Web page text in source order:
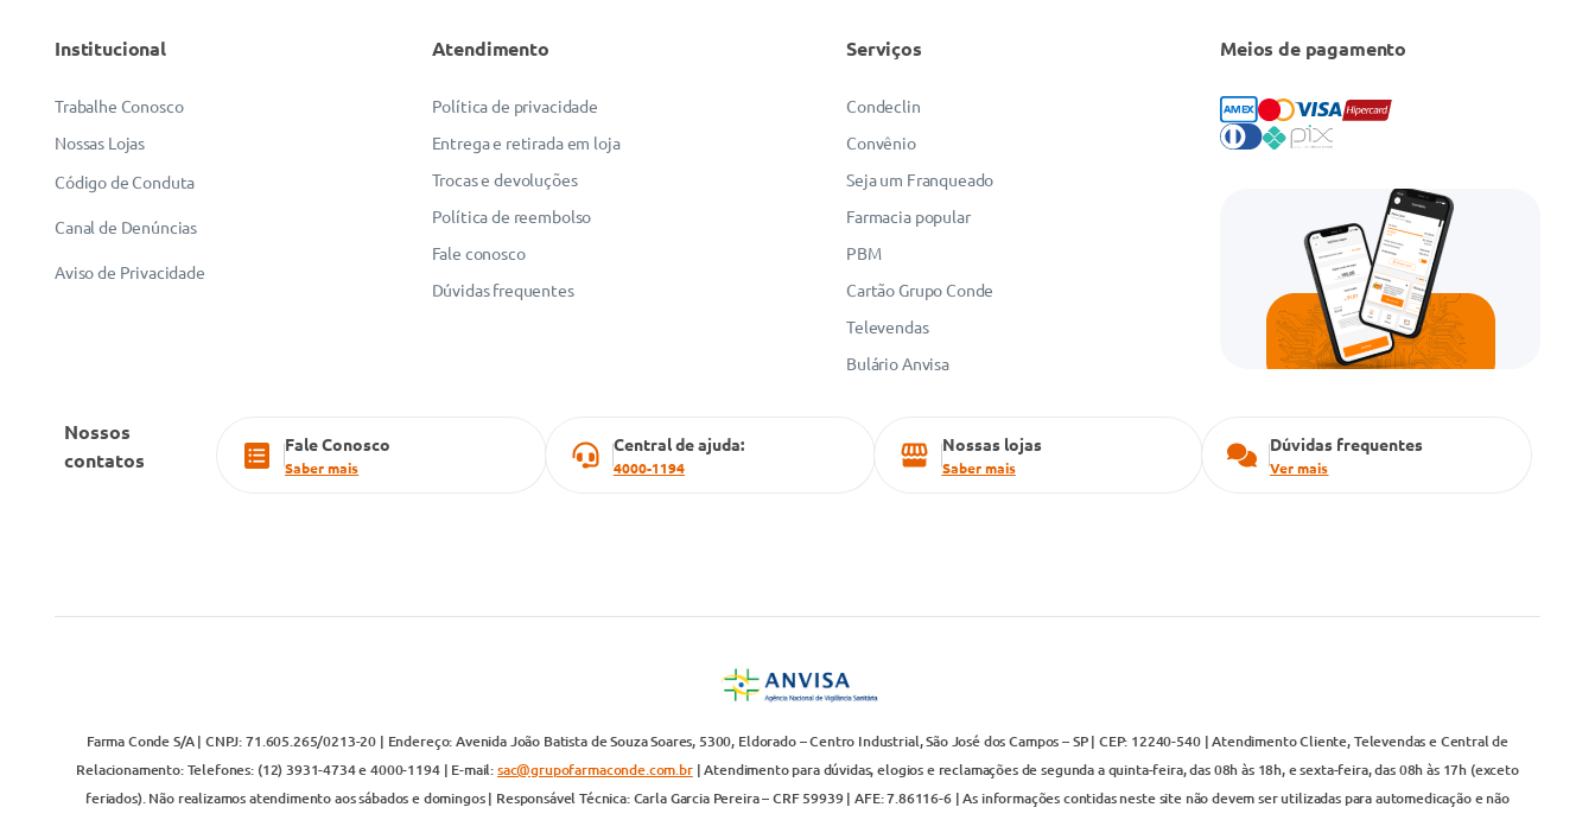
Institucional
Trabalhe Conosco
Nossas Lojas
Código de Conduta
Canal de Denúncias
Aviso de Privacidade
Atendimento
Política de privacidade
Entrega e retirada em loja
Trocas e devoluções
Política de reembolso
Fale conosco
Dúvidas frequentes
Serviços
Condeclin
Convênio
Seja um Franqueado
Farmacia popular
PBM
Cartão Grupo Conde
Televendas
Bulário Anvisa
Meios de pagamento
Nossos
contatos
Fale Conosco
Saber mais
Central de ajuda:
4000-1194
Nossas lojas
Saber mais
Dúvidas frequentes
Ver mais
Farma Conde S/A | CNPJ: 71.605.265/0213-20 | Endereço: Avenida João Batista de Souza Soares, 5300, Eldorado – Centro Industrial, São José dos Campos – SP | CEP: 12240-540 | Atendimento Cliente, Televendas e Central de
Relacionamento: Telefones: (12) 3931-4734 e 4000-1194 | E-mail:sac@grupofarmaconde.com.br| Atendimento para dúvidas, elogios e reclamações de segunda a quinta-feira, das 08h às 18h, e sexta-feira, das 08h às 17h (exceto
feriados). Não realizamos atendimento aos sábados e domingos | Responsável Técnica: Carla Garcia Pereira – CRF 59939 | AFE: 7.86116-6 | As informações contidas neste site não devem ser utilizadas para automedicação e não